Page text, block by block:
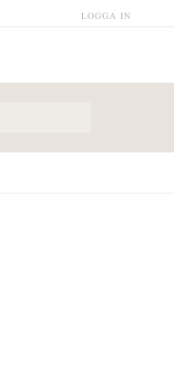
LOGGA IN